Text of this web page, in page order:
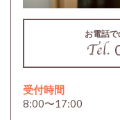
お電話
受付時間
8:00〜17:00